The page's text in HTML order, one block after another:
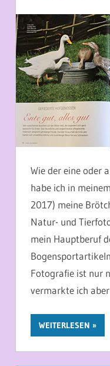
Wie der eine oder
habe ich in
2017) meine
Natur- und
mein Hauptberuf
Fotografie ist nur
vermarkte ich aber
WEITERLESEN